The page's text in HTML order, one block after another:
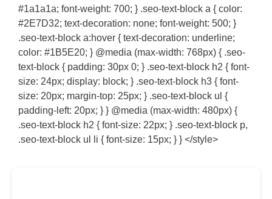
#1a1a1a; font-weight: 700; } .seo-text-block a { color:
#2E7D32; text-decoration: none; font-weight: 500; }
.seo-text-block a:hover { text-decoration: underline;
color: #1B5E20; } @media (max-width: 768px) { .seo-
text-block { padding: 30px 0; } .seo-text-block h2 { font-
size: 24px; display: block; } .seo-text-block h3 { font-
size: 20px; margin-top: 25px; } .seo-text-block ul {
padding-left: 20px; } } @media (max-width: 480px) {
.seo-text-block h2 { font-size: 22px; } .seo-text-block p,
.seo-text-block ul li { font-size: 15px; } } </style>